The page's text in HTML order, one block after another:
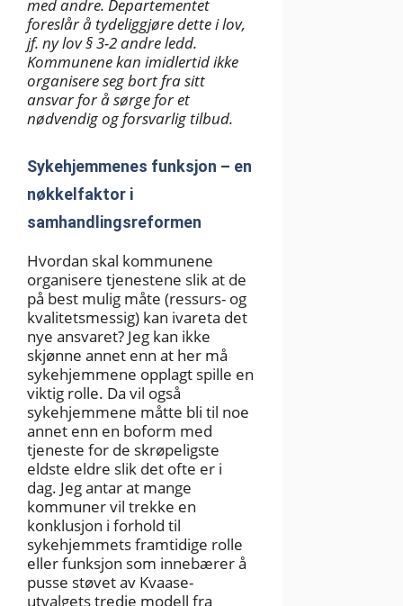
med andre. Departementet
foreslår å tydeliggjøre dette i lov,
jf. ny lov § 3-2 andre ledd.
Kommunene kan imidlertid ikke
organisere seg bort fra sitt
ansvar for å sørge for et
nødvendig og forsvarlig tilbud.
Sykehjemmenes funksjon – en
nøkkelfaktor i
samhandlingsreformen
Hvordan skal kommunene
organisere tjenestene slik at de
på best mulig måte (ressurs- og
kvalitetsmessig) kan ivareta det
nye ansvaret? Jeg kan ikke
skjønne annet enn at her må
sykehjemmene opplagt spille en
viktig rolle. Da vil også
sykehjemmene måtte bli til noe
annet enn en boform med
tjeneste for de skrøpeligste
eldste eldre slik det ofte er i
dag. Jeg antar at mange
kommuner vil trekke en
konklusjon i forhold til
sykehjemmets framtidige rolle
eller funksjon som innebærer å
pusse støvet av Kvaase-
utvalgets tredje modell fra